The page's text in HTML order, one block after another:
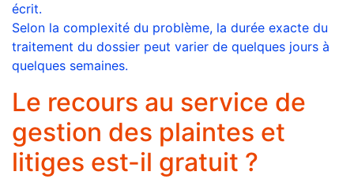
écrit.
Selon la complexité du problème, la durée exacte du
traitement du dossier peut varier de quelques jours à
quelques semaines.
Le recours au service de
gestion des plaintes et
litiges est-il gratuit ?